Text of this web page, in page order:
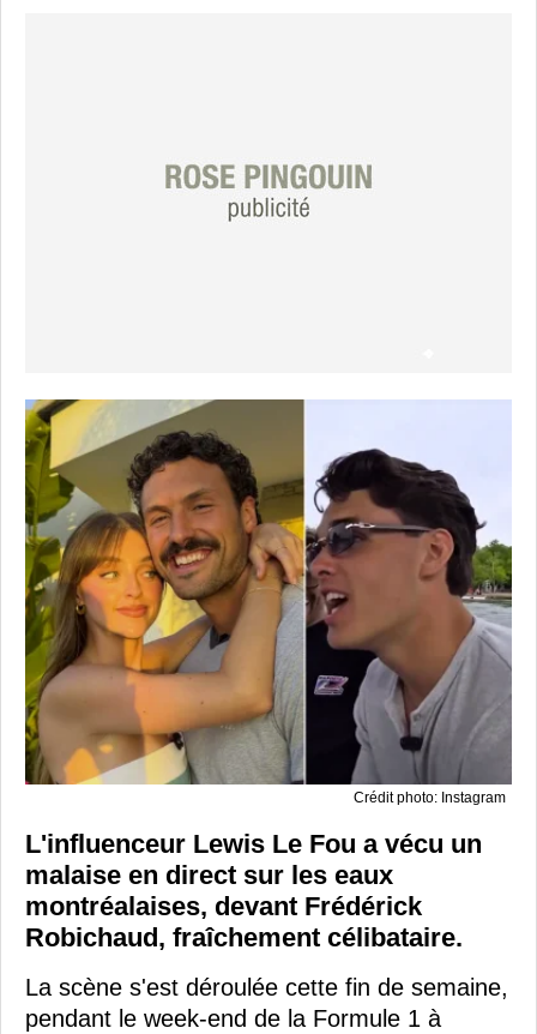
Crédit photo: Instagram
L'influenceur Lewis Le Fou a vécu un
malaise en direct sur les eaux
montréalaises, devant Frédérick
Robichaud, fraîchement célibataire.
La scène s'est déroulée cette fin de semaine,
pendant le week-end de la Formule 1 à